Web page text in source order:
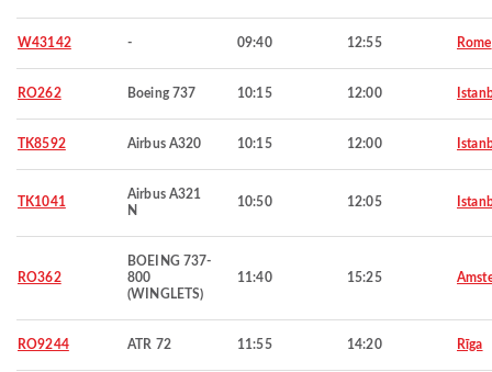
W43142 - 09:40 12:55 Rome
RO262 Boeing 737 10:15 12:00
TK8592 Airbus A320 10:15 12:00
TK1041
Airbus A321
N
10:50 12:05
RO362
BOEING 737-
800
(WINGLETS)
11:40 15:25
RO9244 ATR 72 11:55 14:20 Rīga